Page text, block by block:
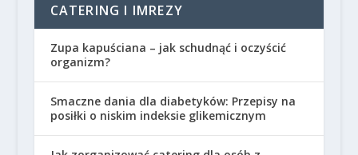
CATERING I IMREZY
Zupa kapuściana – jak schudnąć i oczyścić
organizm?
Smaczne dania dla diabetyków: Przepisy na
posiłki o niskim indeksie glikemicznym